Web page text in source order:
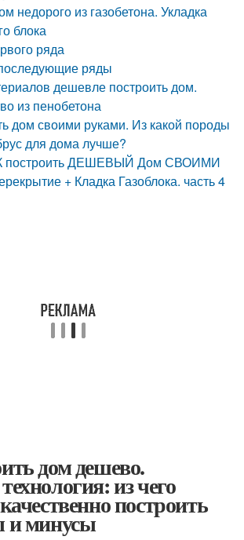
недорого из газобетона. Укладка
блока
ряда
ряды
дешевле построить дом.
из пенобетона
дом своими руками. Из какой породы
для дома лучше?
построить ДЕШЕВЫЙ Дом СВОИМИ
+ Кладка Газоблока. часть 4
дом дешево.
из чего
построить
и минусы